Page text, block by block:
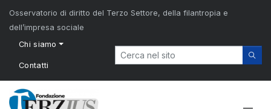
Osservatorio di diritto del Terzo Settore, della filantropia e
dell’impresa sociale
Chi siamo
Contatti